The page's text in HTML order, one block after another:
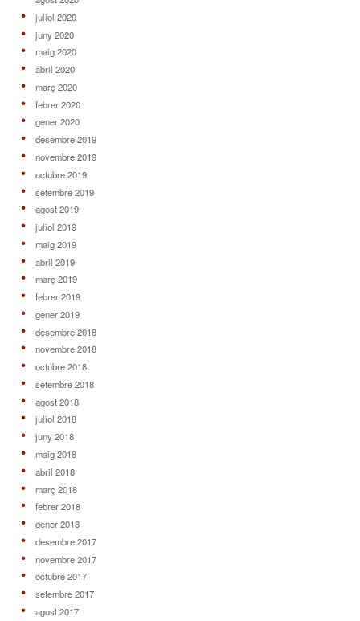
juliol 2020
juny 2020
maig 2020
abril 2020
març 2020
febrer 2020
gener 2020
desembre 2019
novembre 2019
octubre 2019
setembre 2019
agost 2019
juliol 2019
maig 2019
abril 2019
març 2019
febrer 2019
gener 2019
desembre 2018
novembre 2018
octubre 2018
setembre 2018
agost 2018
juliol 2018
juny 2018
maig 2018
abril 2018
març 2018
febrer 2018
gener 2018
desembre 2017
novembre 2017
octubre 2017
setembre 2017
agost 2017